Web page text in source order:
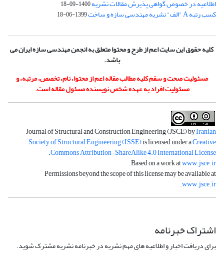
اطلاعیه در خصوص گواهی پذیرش مقالات نشریه1400-09-18
کسب رتبه A "الف" نشریه مهندسی سازه و ساخت 1399-06-18
کلیه حقوق این سایت اعم از طرح و محتوا متعلق به انجمن مهندسی سازه ایران می
باشد.
مسئولیت صحت و سقم کلیه مطالب مقاله اعم از محتوا، نام، تخصص، مرتبه، و
مسئولیت افراد به عهده شخص نویسنده مسئول مقاله است.
Journal of Structural and Construction Engineering (JSCE) byIranian
Society of Structural Engineering (ISSE)is licensed under aCreative
Commons Attribution-ShareAlike 4.0 International License
.
Based on a work atwww.jsce.ir
.
Permissions beyond the scope of this license may be available at
www.jsce.ir
.
اشتراک خبرنامه
برای دریافت اخبار و اطلاعیه های مهم نشریه در خبرنامه نشریه مشترک شوید.